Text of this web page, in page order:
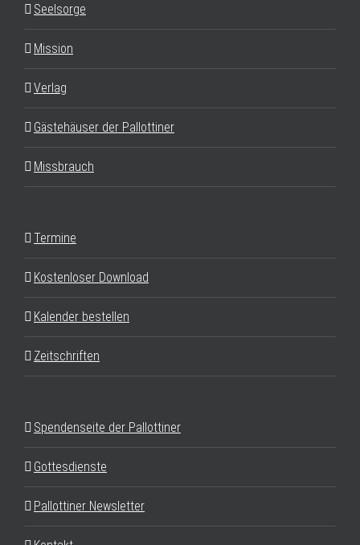
Seelsorge
Mission
Verlag
Gästehäuser der Pallottiner
Missbrauch
Termine
Kostenloser Download
Kalender bestellen
Zeitschriften
Spendenseite der Pallottiner
Gottesdienste
Pallottiner Newsletter